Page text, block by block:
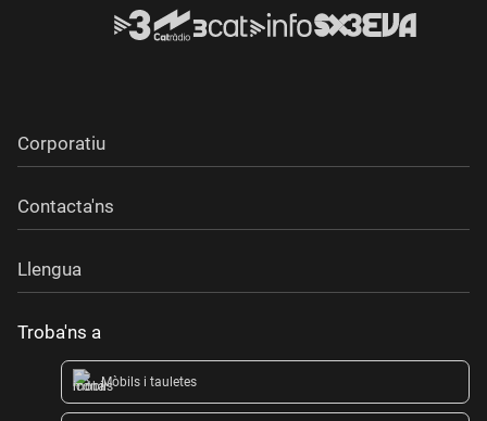
Corporatiu
Contacta'ns
Llengua
Troba'ns a
Mòbils i tauletes